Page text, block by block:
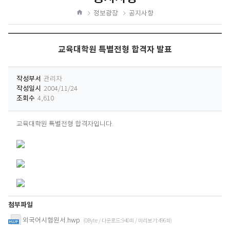
정보광장 공지사항
기
교육대학원 특별전형 합격자 발표
작성부서 관리자
작성일시 2004/11/24
조회수 4,610
교육대학원 특별전형 합격자입니다.
첨부파일
외국어시험원서.hwp (0Byte / 다운로드:940회 / 미리보기:496회)